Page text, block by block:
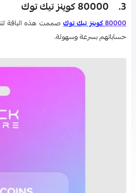
3. 80000 كوينز تيك توك
80000كوينز تيك توك صممت هذه الباقة
حساباتهم بسرعة وسهولة.